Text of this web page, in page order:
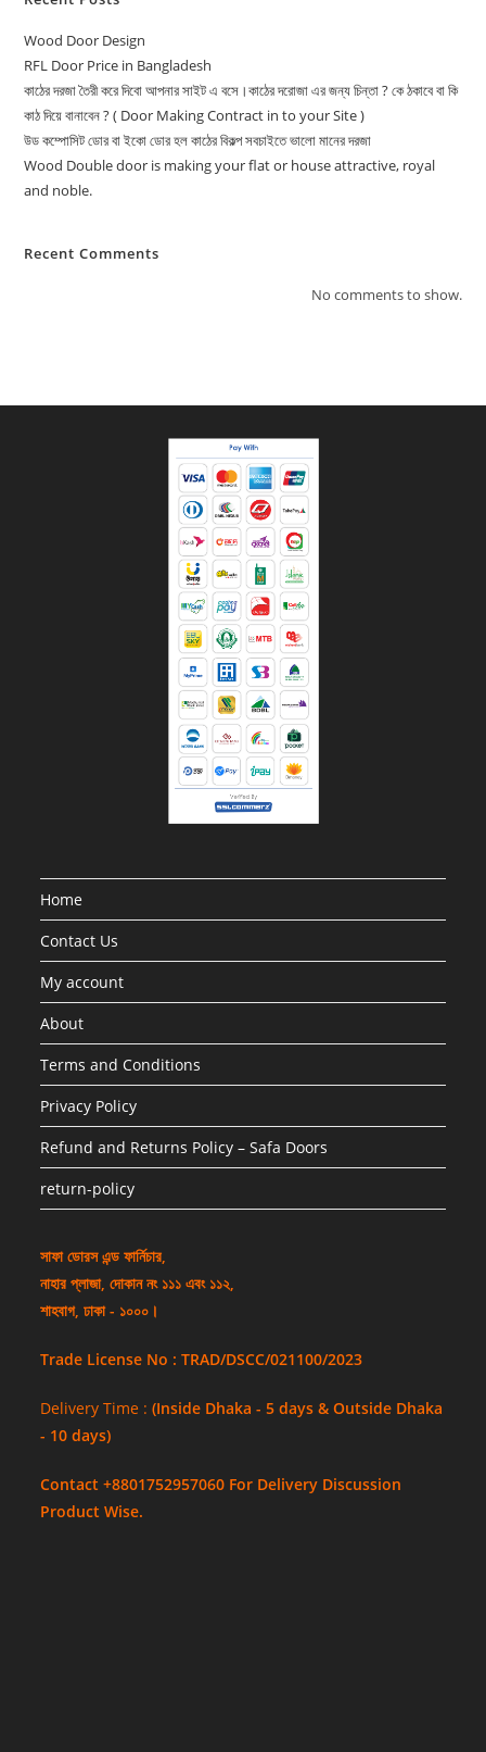
Wood Door Design
RFL Door Price in Bangladesh
কাঠের দরজা তৈরী করে দিবো আপনার সাইট এ বসে।কাঠের দরোজা এর জন্য চিন্তা ? কে ঠকাবে বা কি
কাঠ দিয়ে বানাবেন ? ( Door Making Contract in to your Site )
উড কম্পোসিট ডোর বা ইকো ডোর হল কাঠের বিকল্প সবচাইতে ভালো মানের দরজা
Wood Double door is making your flat or house attractive, royal
and noble.
Recent Comments
No comments to show.
Home
Contact Us
My account
About
Terms and Conditions
Privacy Policy
Refund and Returns Policy – Safa Doors
return-policy
সাফা ডোরস এন্ড ফার্নিচার,
নাহার প্লাজা, দোকান নং ১১১ এবং ১১২,
শাহবাগ, ঢাকা - ১০০০।
Trade License No : TRAD/DSCC/021100/2023
Delivery Time :(Inside Dhaka - 5 days & Outside Dhaka
- 10 days)
Contact +8801752957060 For Delivery Discussion
Product Wise.